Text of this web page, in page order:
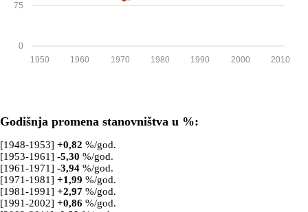
0
75
2010
2000
1990
1980
1970
1960
1950
Godišnja promena stanovništva u %:
[1948-1953] +0,82 %/god.
[1953-1961] -5,30 %/god.
[1961-1971] -3,94 %/god.
[1971-1981] +1,99 %/god.
[1981-1991] +2,97 %/god.
[1991-2002] +0,86 %/god.